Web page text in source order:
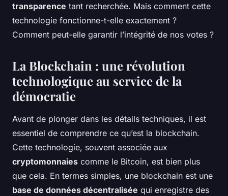
transparence tant recherchée. Mais comment cette
technologie fonctionne-t-elle exactement ?
Comment peut-elle garantir l’intégrité de nos votes ?
La Blockchain : une révolution
technologique au service de la
démocratie
Avant de plonger dans les détails techniques, il est
essentiel de comprendre ce qu’est la blockchain.
Cette technologie, souvent associée aux
cryptomonnaies comme le Bitcoin, est bien plus
que cela. En termes simples, une blockchain est une
base de données décentralisée qui enregistre des